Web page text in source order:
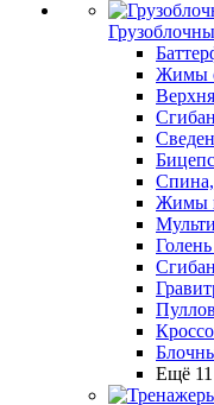
Жимы
Жимы
Ещё 11